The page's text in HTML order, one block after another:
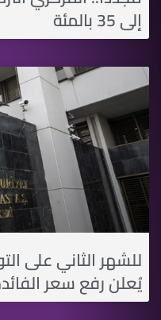
إلى 35 بالمئة
للشهر الثاني على
يُعلن رفع سعر الفائدة إلى